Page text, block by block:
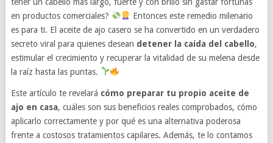
en productos comerciales?
Entonces este remedio milenario
es para ti. El aceite de ajo casero se ha convertido en un verdadero
secreto viral para quienes desean detener la caída del cabello,
estimular el crecimiento y recuperar la vitalidad de su melena desde
la raíz hasta las puntas.
Este artículo te revelará cómo preparar tu propio aceite de
ajo en casa, cuáles son sus beneficios reales comprobados, cómo
aplicarlo correctamente y por qué es una alternativa poderosa
frente a costosos tratamientos capilares. Además, te lo contamos